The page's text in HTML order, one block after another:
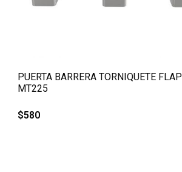
PUERTA BARRERA TORNIQUETE FLAP
MT225
$580